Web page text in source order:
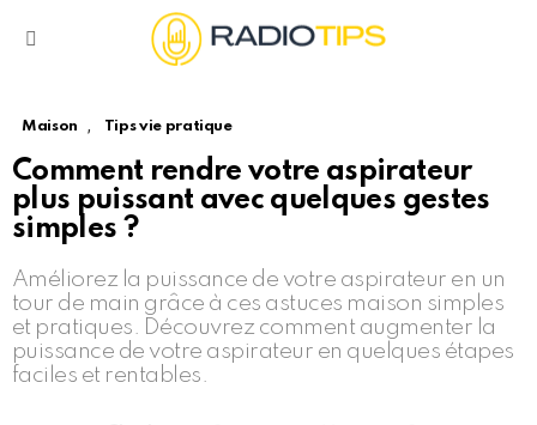
Maison , Tips vie pratique
Comment rendre votre aspirateur
plus puissant avec quelques gestes
simples ?
Améliorez la puissance de votre aspirateur en un
tour de main grâce à ces astuces maison simples
et pratiques. Découvrez comment augmenter la
puissance de votre aspirateur en quelques étapes
faciles et rentables.